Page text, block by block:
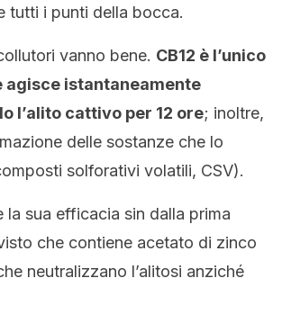
tutti i punti della bocca.
vanno bene. CB12 è l’unico
agisce istantaneamente
l’alito cattivo per 12 ore; inoltre,
delle sostanze che lo
solforativi volatili, CSV).
la sua efficacia sin dalla prima
che contiene acetato di zinco
neutralizzano l’alitosi anziché